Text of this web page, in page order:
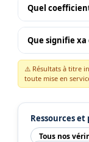
Quel
Que signifie
⚠️ Résultats à titre
toute mise en
Ressources
Tous nos